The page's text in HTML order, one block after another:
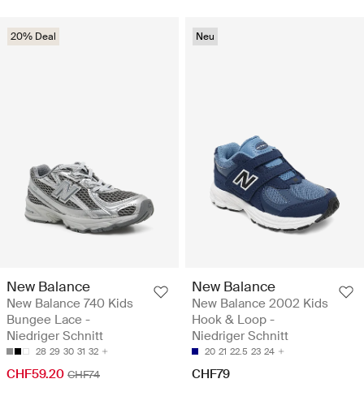
20% Deal
New Balance
New Balance 740 Kids
Bungee Lace -
Niedriger Schnitt
28 29 30 31 32
CHF59.20 CHF74
Neu
New Balance
New Balance 2002 Kids
Hook & Loop -
Niedriger Schnitt
20 21 22.5 23 24
CHF79